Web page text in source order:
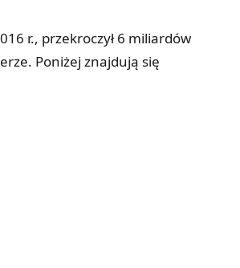
r., przekroczył 6 miliardów
Poniżej znajdują się